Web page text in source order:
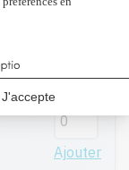
Ajouter